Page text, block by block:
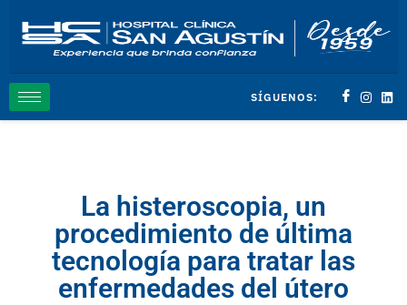
SÍGUENOS:
La histeroscopia, un
procedimiento de última
tecnología para tratar las
enfermedades del útero